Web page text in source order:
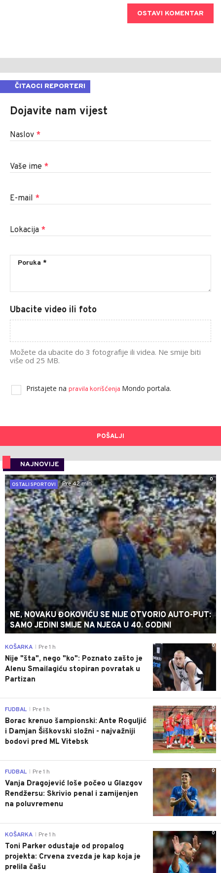
OSTAVI KOMENTAR
ČITAOCI REPORTERI
Dojavite nam vijest
Naslov *
Vaše ime *
E-mail *
Lokacija *
Ubacite video ili foto
Možete da ubacite do 3 fotografije ili videa. Ne smije biti
više od 25 MB.
Pristajete na pravila korišćenja Mondo portala.
POŠALJI
NAJNOVIJE
0
OSTALI SPORTOVI
Pre 42 min
NE, NOVAKU ĐOKOVIĆU SE NIJE OTVORIO AUTO-PUT:
SAMO JEDINI SMIJE NA NJEGA U 40. GODINI
0
KOŠARKA Pre 1 h
Nije "šta", nego "ko": Poznato zašto je
Alenu Smailagiću stopiran povratak u
Partizan
0
FUDBAL Pre 1 h
Borac krenuo šampionski: Ante Roguljić
i Damjan Šiškovski složni - najvažniji
bodovi pred ML Vitebsk
0
FUDBAL Pre 1 h
Vanja Dragojević loše počeo u Glazgov
Rendžersu: Skrivio penal i zamijenjen
na poluvremenu
0
KOŠARKA Pre 1 h
Toni Parker odustaje od propalog
projekta: Crvena zvezda je kap koja je
prelila čašu